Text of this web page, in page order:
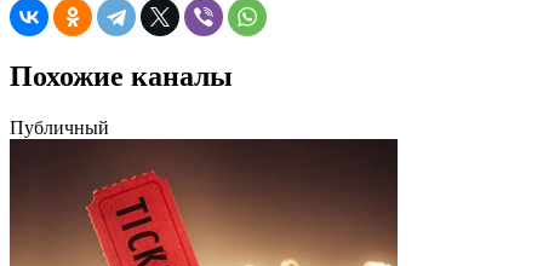
Похожие каналы
Публичный